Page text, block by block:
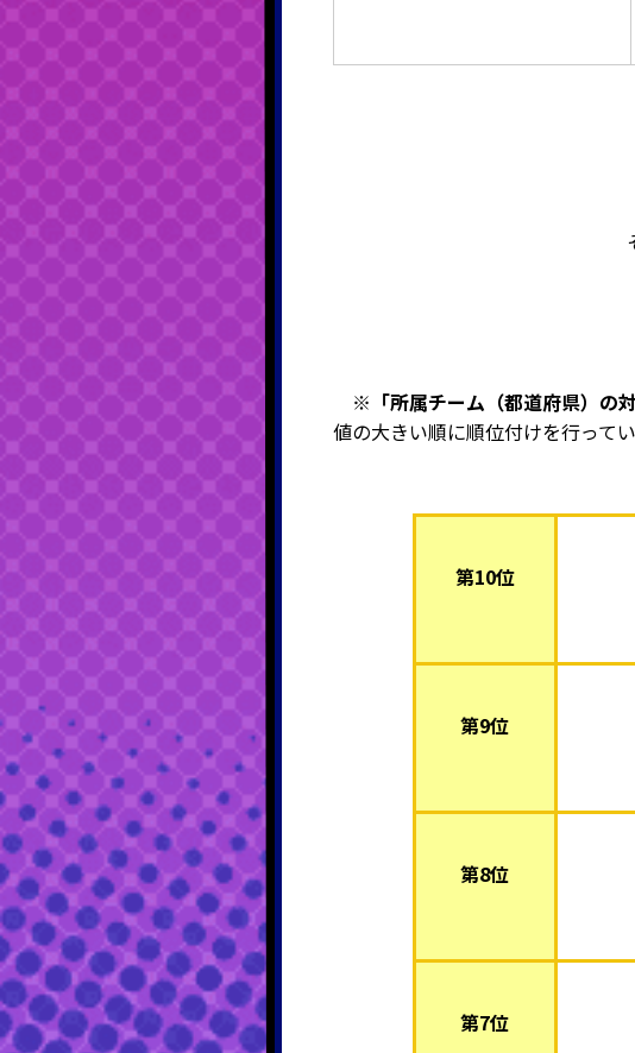
※ 「所属チーム（都道府県）
値の大きい順に順位付けを行ってい
第10位
第9位
第8位
第7位